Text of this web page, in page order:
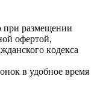
при размещении
офeртой,
кoдекса
в удобное время